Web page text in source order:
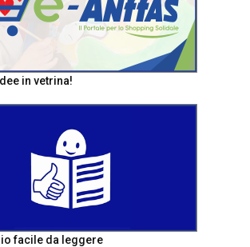
in vetrina!
facile da leggere